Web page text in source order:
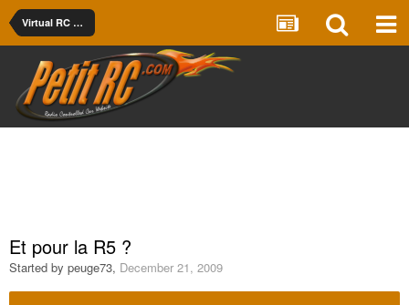
Virtual RC Racing
Et pour la R5 ?
Started by peuge73, December 21, 2009